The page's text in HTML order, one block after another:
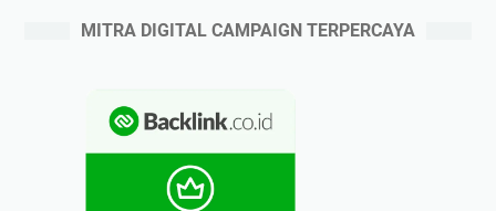
MITRA DIGITAL CAMPAIGN TERPERCAYA